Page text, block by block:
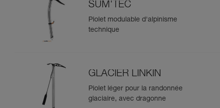
SUM'TEC
Piolet modulable d'alpinisme
technique
GLACIER LINKIN
Piolet léger pour la randonnée
glaciaire, avec dragonne